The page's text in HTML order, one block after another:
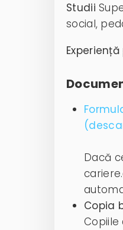
Studii
social,
Dacă
Copia